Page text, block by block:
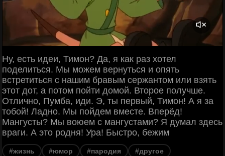
Ну, есть идеи, Тимон? Да, я как раз хотел
поделиться. Мы можем вернуться и опять
встретиться с нашим бравым сержантом или взять
этот дот, а потом пойти домой. Второе получше.
Отлично, Пумба, иди. Э, ты первый, Тимон! А я за
тобой! Ладно. Мы пойдем вместе. Вперёд!
Мангусты? Мы воюем с мангустами? Я думал здесь
враги. А это родня! Ура! Быстро, бежим
#жизнь #юмор #пародия #другое